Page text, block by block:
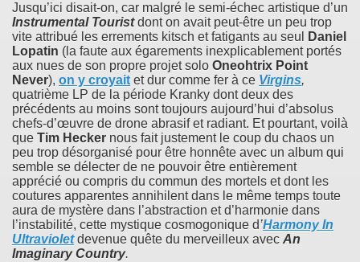
Jusqu’ici disait-on, car malgré le semi-échec artistique d’un
Instrumental Tourist dont on avait peut-être un peu trop
vite attribué les errements kitsch et fatigants au seul
Daniel
Lopatin (la faute aux égarements inexplicablement portés
aux nues de son propre projet solo Oneohtrix Point
Never), on y croyait et dur comme fer à ce Virgins,
quatrième LP de la période Kranky dont deux des
précédents au moins sont toujours aujourd’hui d’absolus
chefs-d’œuvre de drone abrasif et radiant. Et pourtant, voilà
que Tim Hecker nous fait justement le coup du chaos un
peu trop désorganisé pour être honnête avec un album qui
semble se délecter de ne pouvoir être entièrement
apprécié ou compris du commun des mortels et dont les
coutures apparentes annihilent dans le même temps toute
aura de mystère dans l’abstraction et d’harmonie dans
l’instabilité, cette mystique cosmogonique d’Harmony In
Ultraviolet devenue quête du merveilleux avec An
Imaginary Country.